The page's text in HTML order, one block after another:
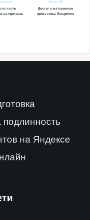
на Яндексе